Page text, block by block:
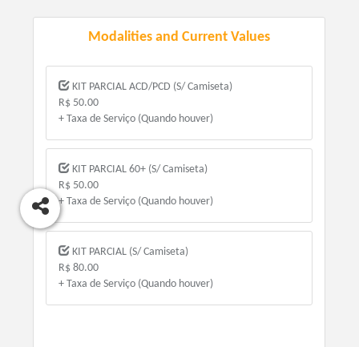
Modalities and Current Values
KIT PARCIAL ACD/PCD (S/ Camiseta)
R$ 50.00
+ Taxa de Serviço (Quando houver)
KIT PARCIAL 60+ (S/ Camiseta)
R$ 50.00
+ Taxa de Serviço (Quando houver)
KIT PARCIAL (S/ Camiseta)
R$ 80.00
+ Taxa de Serviço (Quando houver)